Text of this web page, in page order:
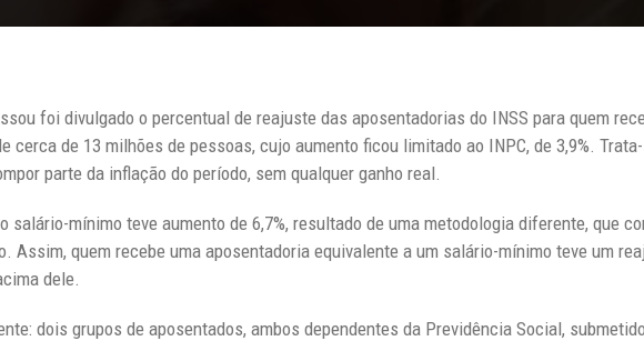
foi divulgado o percentual de reajuste das aposentadorias do INSS para quem
cerca de 13 milhões de pessoas, cujo aumento ficou limitado ao INPC, de 3,9%.
parte da inflação do período, sem qualquer ganho real.
salário-mínimo teve aumento de 6,7%, resultado de uma metodologia diferente, que
Assim, quem recebe uma aposentadoria equivalente a um salário-mínimo teve um
dele.
dois grupos de aposentados, ambos dependentes da Previdência Social,